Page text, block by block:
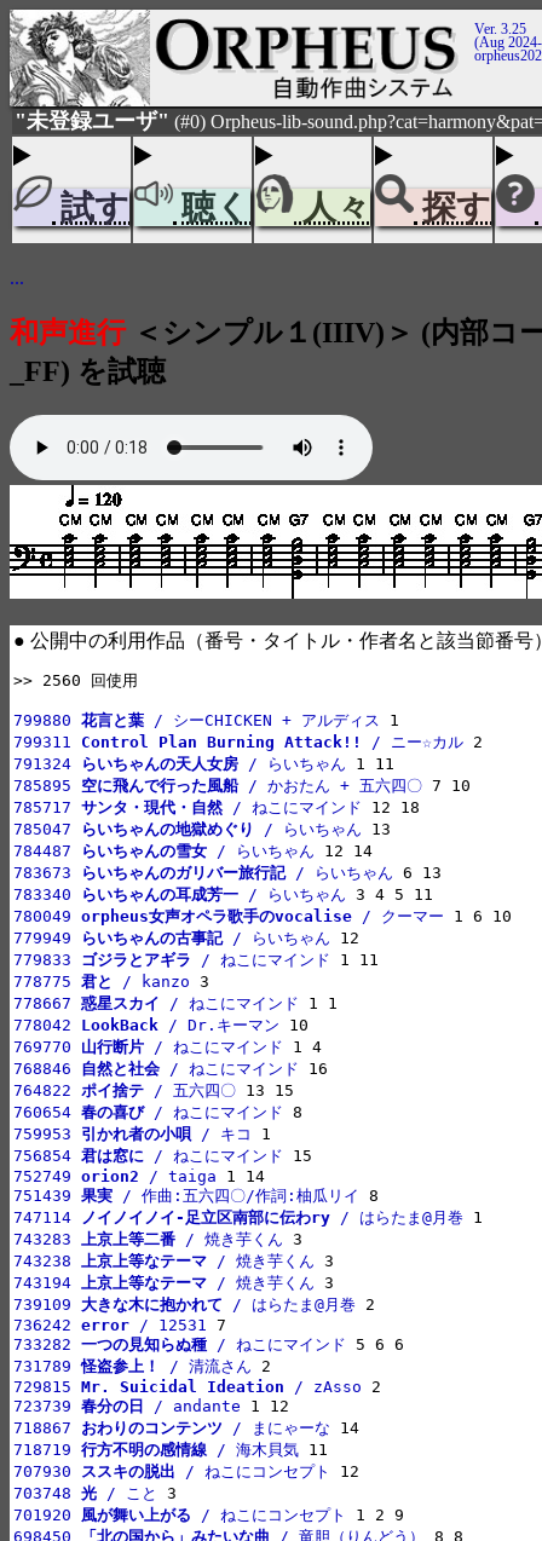
Ver. 3.25
(Aug
"未登録ユーザ" (#0) Orpheus-lib-
試す 聴く 人々 探す
...
和声進行＜シンプル１(IIIV)＞ (内部コ
_FF) を試聴
● 公開中の利用作品（番号・タイトル・作者名と該当節番号
>> 2560 回使用
799880 花言と葉 / シーCHICKEN + アルディス
799311 Control Plan Burning Attack!! / ニー☆カル
791324
らいちゃんの天人女房 / らいちゃん
785895 空に飛んで行った風船 / かおたん + 五六四〇
785717 サンタ・現代・自然 / ねこにマインド
785047
らいちゃんの地獄めぐり / らいちゃん
784487
らいちゃんの雪女 / らいちゃん
783673
らいちゃんのガリバー旅行記 / らいちゃん
783340
らいちゃんの耳成芳一 / らいちゃん
780049 orpheus女声オペラ歌手のvocalise / クーマー
779949
らいちゃんの古事記 / らいちゃん
779833 ゴジラとアギラ / ねこにマインド
778775 君と / kanzo
778667 惑星スカイ / ねこにマインド
778042 LookBack / Dr.キーマン
769770 山行断片 / ねこにマインド
768846 自然と社会 / ねこにマインド
764822 ポイ捨テ / 五六四〇
760654 春の喜び / ねこにマインド
759953 引かれ者の小唄 / キコ
756854 君は窓に / ねこにマインド
752749 orion2 / taiga
751439 果実 / 作曲:五六四〇/作詞:柚瓜リイ
747114
ノイノイノイ-足立区南部に伝わry / はらたま@月巻
743283
上京上等二番 / 焼き芋くん
743238
上京上等なテーマ / 焼き芋くん
743194
上京上等なテーマ / 焼き芋くん
739109 大きな木に抱かれて / はらたま@月巻
736242 error / 12531
733282 一つの見知らぬ種 / ねこにマインド
731789 怪盗参上！ / 清流さん
729815 Mr. Suicidal Ideation / zAsso
723739 春分の日 / andante
718867 おわりのコンテンツ / まにゃーな
718719 行方不明の感情線 / 海木貝気
707930
ススキの脱出 / ねこにコンセプト
703748 光 / こと
701920 風が舞い上がる / ねこにコンセプト
698450
「北の国から」みたいな曲 / 竜胆（りんどう）